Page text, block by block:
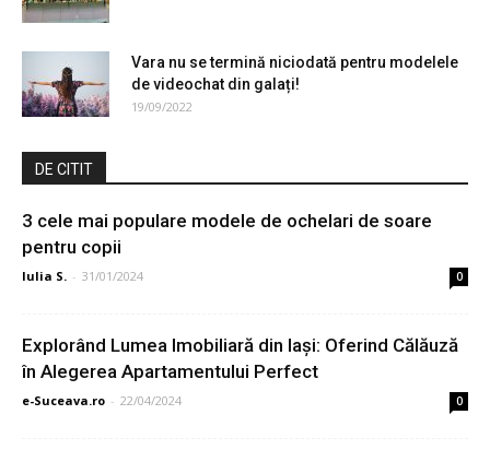
Vara nu se termină niciodată pentru modelele
de videochat din galați!
19/09/2022
DE CITIT
3 cele mai populare modele de ochelari de soare
pentru copii
Iulia S. - 31/01/2024 0
Explorând Lumea Imobiliară din Iaşi: Oferind Călăuză
în Alegerea Apartamentului Perfect
e-Suceava.ro - 22/04/2024 0